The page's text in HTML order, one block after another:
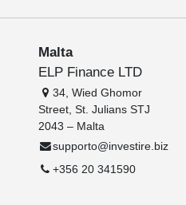
Malta
ELP Finance LTD
34, Wied Ghomor
Street, St. Julians STJ
2043 – Malta
supporto@investire.biz
+356 20 341590